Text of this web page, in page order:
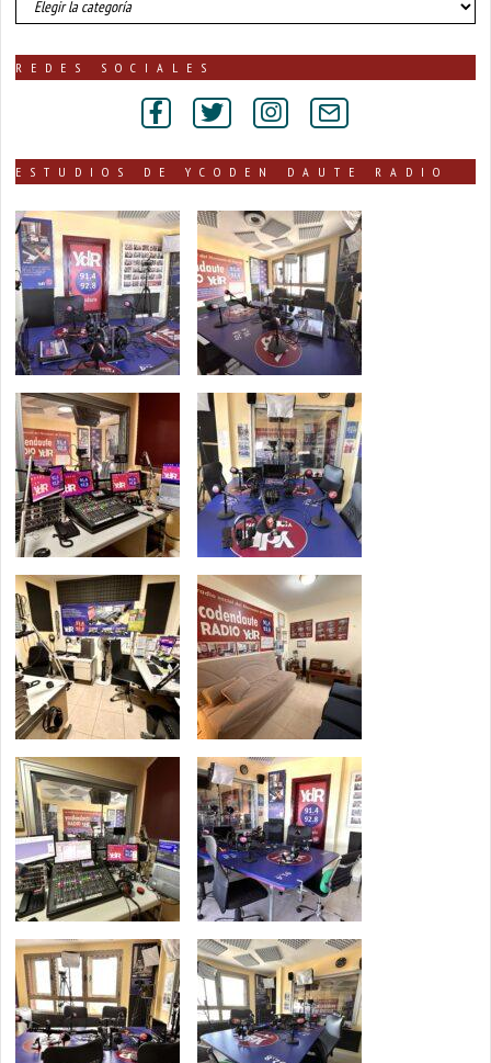
de
publicadas
REDES SOCIALES
ESTUDIOS DE YCODEN DAUTE RADIO